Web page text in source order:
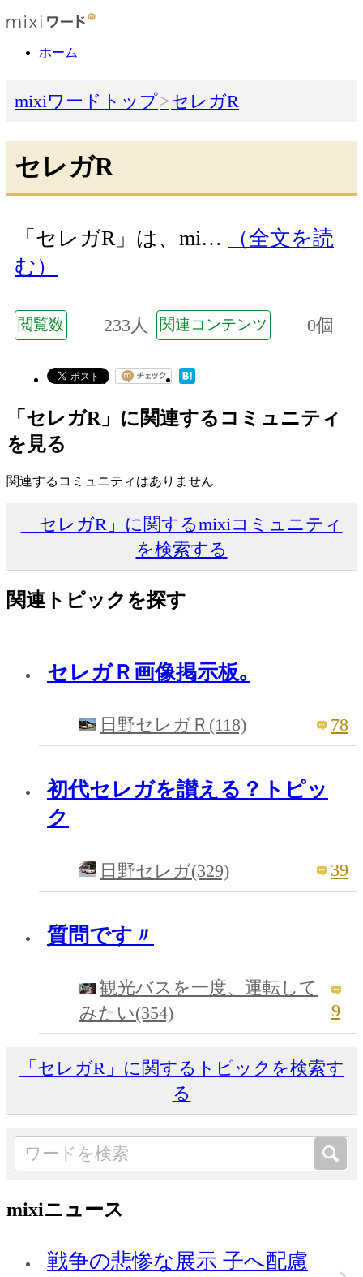
ホーム
mixiワードトップ セレガR
セレガR
「セレガR」は、mi…
（全文を読
む）
閲覧数 233人 関連コンテンツ 0個
「セレガR」に関連するコミュニティ
を見る
関連するコミュニティはありません
「セレガR」に関するmixiコミュニティ
を検索する
関連トピックを探す
セレガＲ画像掲示板｡
日野セレガＲ(118) 78
初代セレガを讃える？トピッ
ク
日野セレガ(329) 39
質問です〃
観光バスを一度、運転して
みたい(354)
9
「セレガR」に関するトピックを検索す
る
mixiニュース
戦争の悲惨な展示 子へ配慮